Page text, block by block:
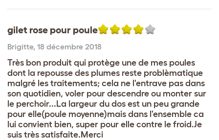
gilet rose pour poule
Brigitte, 18 décembre 2018
Très bon produit qui protège une de mes poules
dont la repousse des plumes reste problèmatique
malgré les traitements; cela ne l'entrave pas dans
son quotidien, voler pour descendre ou monter sur
le perchoir...La largeur du dos est un peu grande
pour elle(poule moyenne)mais dans l'ensemble ca
lui convient bien, super pour elle contre le froid.Je
suis très satisfaite.Merci